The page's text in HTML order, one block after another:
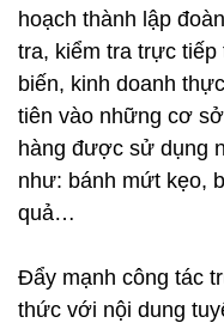
hoạch thành lập
tra, kiểm tra trực
biến, kinh doanh
tiên vào những cơ
hàng được sử dụng
như: bánh mứt kẹo,
quả…
Đẩy mạnh công tác
thức với nội dung